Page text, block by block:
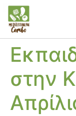
στην